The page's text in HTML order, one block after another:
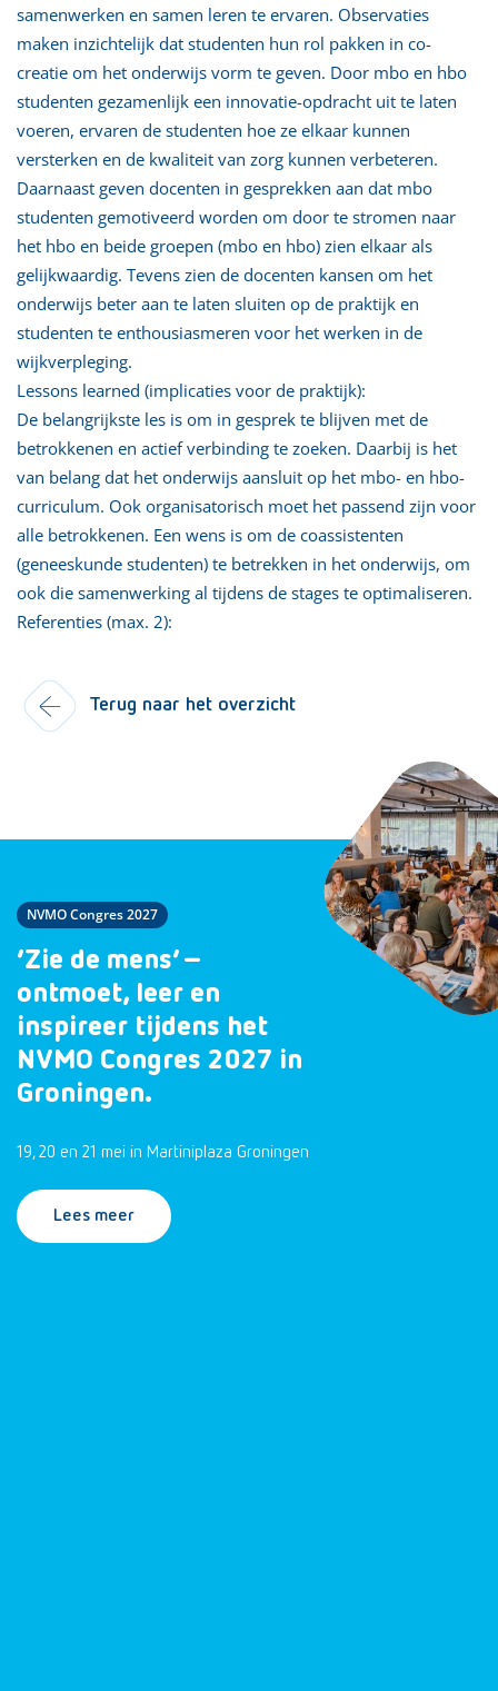
samenwerken en samen leren te ervaren. Observaties
maken inzichtelijk dat studenten hun rol pakken in co-
creatie om het onderwijs vorm te geven. Door mbo en hbo
studenten gezamenlijk een innovatie-opdracht uit te laten
voeren, ervaren de studenten hoe ze elkaar kunnen
versterken en de kwaliteit van zorg kunnen verbeteren.
Daarnaast geven docenten in gesprekken aan dat mbo
studenten gemotiveerd worden om door te stromen naar
het hbo en beide groepen (mbo en hbo) zien elkaar als
gelijkwaardig. Tevens zien de docenten kansen om het
onderwijs beter aan te laten sluiten op de praktijk en
studenten te enthousiasmeren voor het werken in de
wijkverpleging.
Lessons learned (implicaties voor de praktijk):
De belangrijkste les is om in gesprek te blijven met de
betrokkenen en actief verbinding te zoeken. Daarbij is het
van belang dat het onderwijs aansluit op het mbo- en hbo-
curriculum. Ook organisatorisch moet het passend zijn voor
alle betrokkenen. Een wens is om de coassistenten
(geneeskunde studenten) te betrekken in het onderwijs, om
ook die samenwerking al tijdens de stages te optimaliseren.
Referenties (max. 2):
Terug naar het overzicht
NVMO Congres 2027
‘Zie de mens’ –
ontmoet, leer en
inspireer tijdens het
NVMO Congres 2027 in
Groningen.
19, 20 en 21 mei in Martiniplaza Groningen
Lees meer